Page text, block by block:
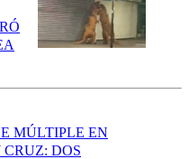
MÚLTIPLE EN
DOS